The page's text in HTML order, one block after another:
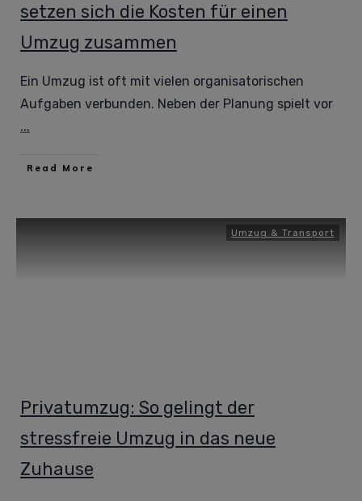
setzen sich die Kosten für einen
Umzug zusammen
Ein Umzug ist oft mit vielen organisatorischen
Aufgaben verbunden. Neben der Planung spielt vor
...
Read More
Umzug & Transport
Privatumzug: So gelingt der
stressfreie Umzug in das neue
Zuhause